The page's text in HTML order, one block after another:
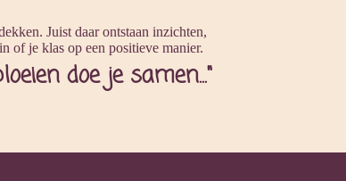
Juist daar ontstaan inzichten,
of je klas op een positieve manier.
doe je samen..."